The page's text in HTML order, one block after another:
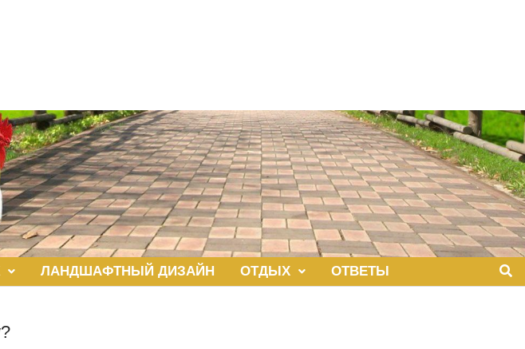
ЛАНДШАФТНЫЙ ДИЗАЙН ОТДЫХ ОТВЕТЫ